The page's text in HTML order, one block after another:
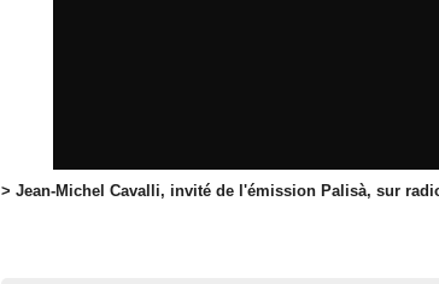
> Jean-Michel Cavalli, invité de l'émission Palisà, sur